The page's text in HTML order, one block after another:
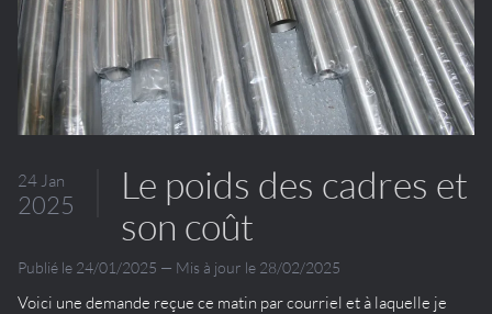
24 Jan
2025
Le poids des cadres et
son coût
Publié le 24/01/2025 — Mis à jour le 28/02/2025
Voici une demande reçue ce matin par courriel et à laquelle je